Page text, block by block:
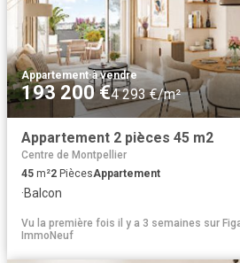
Appartement·à vendre
193 200 €4 293 €/m²
Appartement 2 pièces 45 m2
Centre de Montpellier
45 m²2 PiècesAppartement
·Balcon
Vu la première fois il y a 3 semaines sur
ImmoNeuf